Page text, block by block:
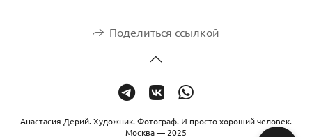
Поделиться ссылкой
Анастасия Дерий. Художник. Фотограф. И просто хороший человек.
Москва — 2025